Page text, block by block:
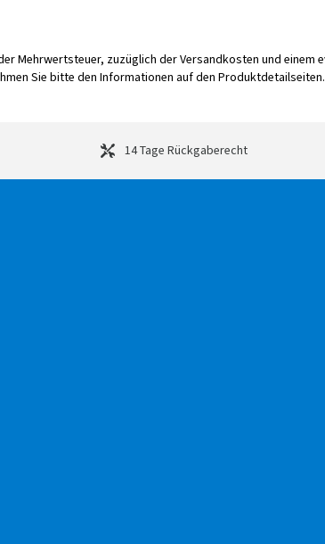
Mehrwertsteuer, zuzüglich der Versandkosten und einem
Sie bitte den Informationen auf den Produktdetailseiten.
14 Tage Rückgaberecht